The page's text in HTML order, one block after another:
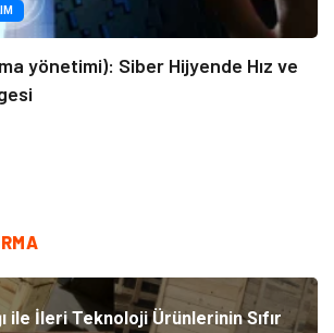
yönetimi): Siber Hijyende Hız ve
ile İleri Teknoloji Ürünlerinin Sıfır